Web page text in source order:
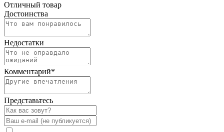
Отличный товар
Достоинства
Недостатки
Комментарий*
Представьтесь